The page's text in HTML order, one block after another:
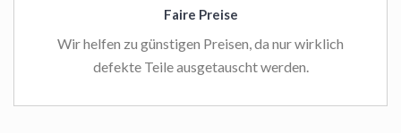
Faire Preise
Wir helfen zu günstigen Preisen, da nur wirklich
defekte Teile ausgetauscht werden.